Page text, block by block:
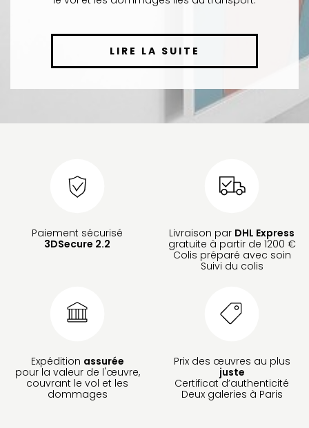
LIRE LA SUITE
Paiement sécurisé
3DSecure 2.2
Livraison par DHL Express
gratuite à partir de 1200 €
Colis préparé avec soin
Suivi du colis
Expédition assurée
pour la valeur de l'œuvre,
couvrant le vol et les
dommages
Prix des œuvres au plus
juste
Certificat d’authenticité
Deux galeries à Paris